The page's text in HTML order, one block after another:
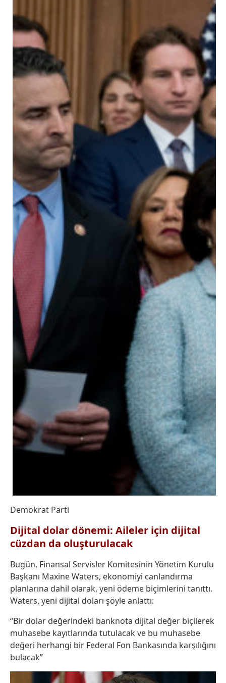
Demokrat Parti
Dijital dolar dönemi: Aileler için dijital
cüzdan da oluşturulacak
Bugün, Finansal Servisler Komitesinin Yönetim Kurulu
Başkanı Maxine Waters, ekonomiyi canlandırma
planlarına dahil olarak, yeni ödeme biçimlerini tanıttı.
Waters, yeni dijital doları şöyle anlattı:
“Bir dolar değerindeki banknota dijital değer biçilerek
muhasebe kayıtlarında tutulacak ve bu muhasebe
değeri herhangi bir Federal Fon Bankasında karşılığını
bulacak”